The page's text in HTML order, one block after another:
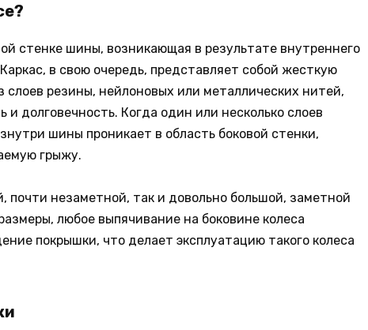
стенке шины, возникающая в результате внутреннего
в свою очередь, представляет собой жесткую
слоев резины, нейлоновых или металлических нитей,
долговечность. Когда один или несколько слоев
шины проникает в область боковой стенки,
грыжу.
почти незаметной, так и довольно большой, заметной
любое выпячивание на боковине колеса
покрышки, что делает эксплуатацию такого колеса